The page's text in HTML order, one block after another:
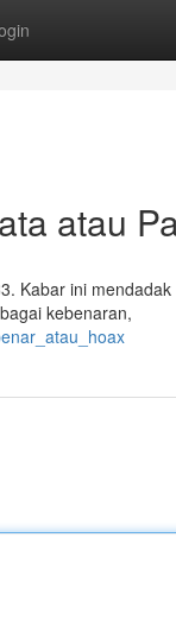
atau
Kabar ini
kebenaran,